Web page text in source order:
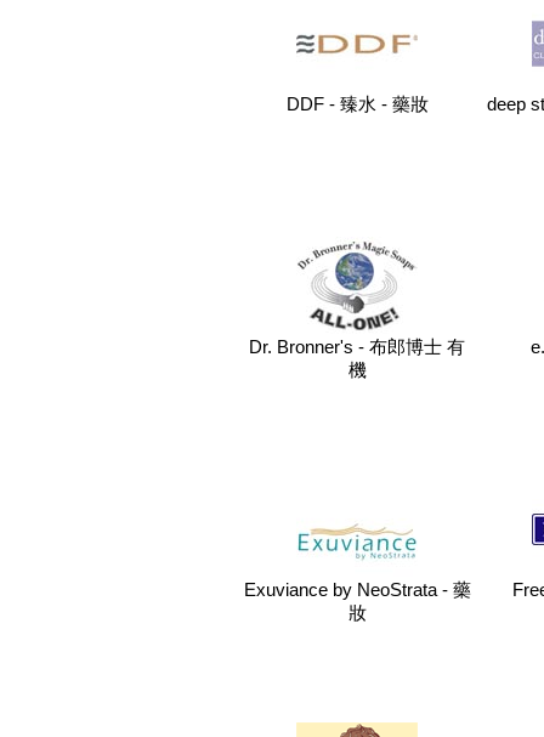
DDF - 臻水 - 藥妝 deep
Dr. Bronner's - 布郎博士 有
機
Exuviance by NeoStrata - 藥
妝